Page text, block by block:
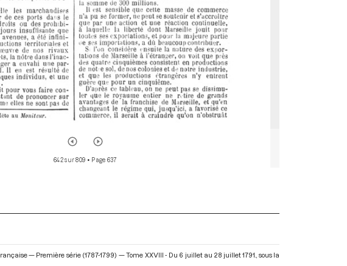
642 sur 809 • Page 637
— Première série (1787-1799) — Tome XXVIII - Du 6 juillet au 28 juillet 1791. , sous la